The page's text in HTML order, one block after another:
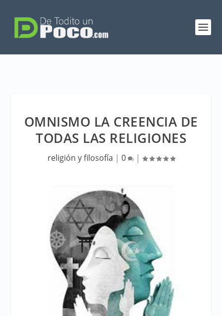
OMNISMO LA CREENCIA DE
TODAS LAS RELIGIONES
religión y filosofía | 0 |